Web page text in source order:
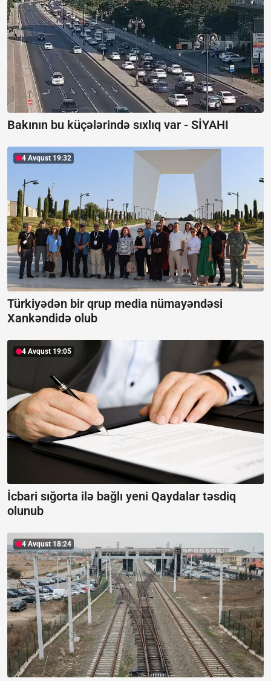
Bakının bu küçələrində sıxlıq var - SİYAHI
4 Avqust 19:32
Türkiyədən bir qrup media nümayəndəsi
Xankəndidə olub
4 Avqust 19:05
İcbari sığorta ilə bağlı yeni Qaydalar təsdiq
olunub
4 Avqust 18:24